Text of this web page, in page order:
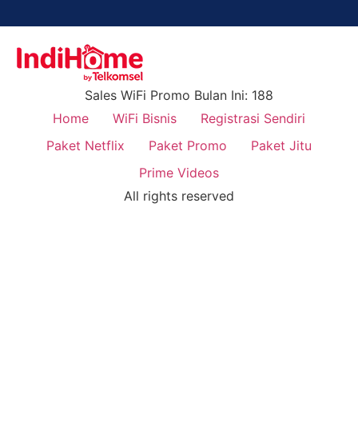
Sales WiFi Promo Bulan Ini: 188
Home
WiFi Bisnis
Registrasi Sendiri
Paket Netflix
Paket Promo
Paket Jitu
Prime Videos
All rights reserved